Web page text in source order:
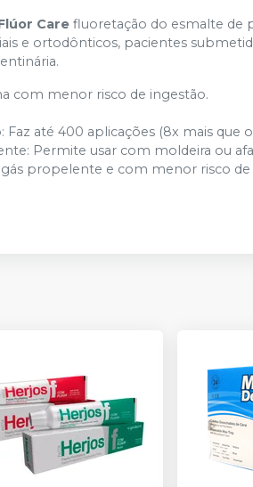
Care fluoretação do esmalte de
e ortodônticos, pacientes
com menor risco de ingestão.
até 400 aplicações (8x mais que
Permite usar com moldeira ou
gás propelente e com menor risco de